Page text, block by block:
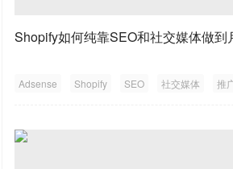
Shopify如何纯靠SEO和社交媒体做到
Adsense Shopify SEO 社交媒体 推